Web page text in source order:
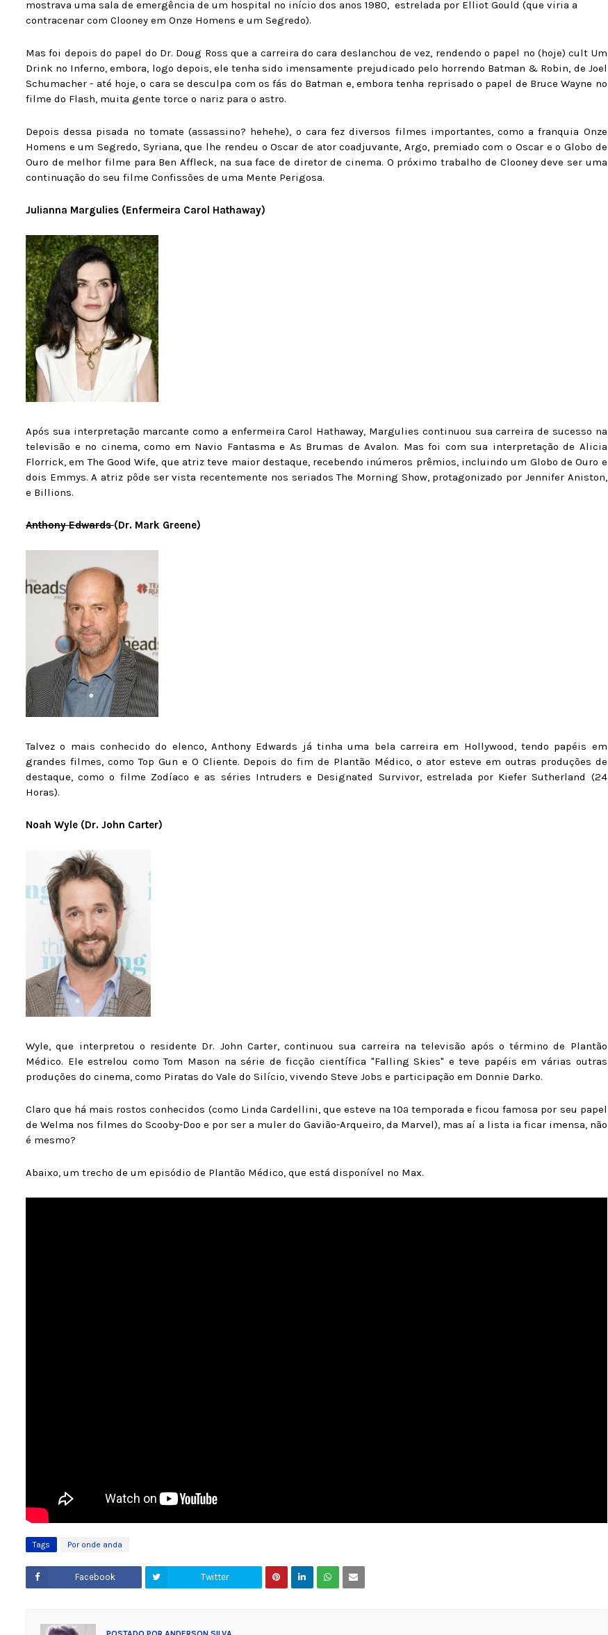
mostrava uma sala de emergência de um hospital no início dos anos 1980, estrelada por Elliot Gould (que viria a
contracenar com Clooney em Onze Homens e um Segredo).
Mas foi depois do papel do Dr. Doug Ross que a carreira do cara deslanchou de vez, rendendo o papel no (hoje) cult Um
Drink no Inferno, embora, logo depois, ele tenha sido imensamente prejudicado pelo horrendo Batman & Robin, de Joel
Schumacher - até hoje, o cara se desculpa com os fás do Batman e, embora tenha reprisado o papel de Bruce Wayne no
filme do Flash, muita gente torce o nariz para o astro.
Depois dessa pisada no tomate (assassino? hehehe), o cara fez diversos filmes importantes, como a franquia Onze
Homens e um Segredo, Syriana, que lhe rendeu o Oscar de ator coadjuvante, Argo, premiado com o Oscar e o Globo de
Ouro de melhor filme para Ben Affleck, na sua face de diretor de cinema. O próximo trabalho de Clooney deve ser uma
continuação do seu filme Confissões de uma Mente Perigosa.
Julianna Margulies (Enfermeira Carol Hathaway)
Após sua interpretação marcante como a enfermeira Carol Hathaway, Margulies continuou sua carreira de sucesso na
televisão e no cinema, como em Navio Fantasma e As Brumas de Avalon. Mas foi com sua interpretação de Alicia
Florrick, em The Good Wife, que atriz teve maior destaque, recebendo inúmeros prêmios, incluindo um Globo de Ouro e
dois Emmys. A atriz pôde ser vista recentemente nos seriados The Morning Show, protagonizado por Jennifer Aniston,
e Billions.
Anthony Edwards(Dr. Mark Greene)
Talvez o mais conhecido do elenco, Anthony Edwards já tinha uma bela carreira em Hollywood, tendo papéis em
grandes filmes, como Top Gun e O Cliente. Depois do fim de Plantão Médico, o ator esteve em outras produções de
destaque, como o filme Zodíaco e as séries Intruders e Designated Survivor, estrelada por Kiefer Sutherland (24
Horas).
Noah Wyle (Dr. John Carter)
Wyle, que interpretou o residente Dr. John Carter, continuou sua carreira na televisão após o término de Plantão
Médico. Ele estrelou como Tom Mason na série de ficção científica "Falling Skies" e teve papéis em várias outras
produções do cinema, como Piratas do Vale do Silício, vivendo Steve Jobs e participação em Donnie Darko.
Claro que há mais rostos conhecidos (como Linda Cardellini, que esteve na 10ª temporada e ficou famosa por seu papel
de Welma nos filmes do Scooby-Doo e por ser a muler do Gavião-Arqueiro, da Marvel), mas aí a lista ia ficar imensa, não
é mesmo?
Abaixo, um trecho de um episódio de Plantão Médico, que está disponível no Max.
Tags Por onde anda
Facebook Twitter